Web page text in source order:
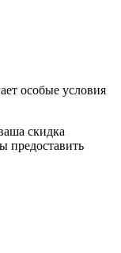
особые условия
скидка
предоставить